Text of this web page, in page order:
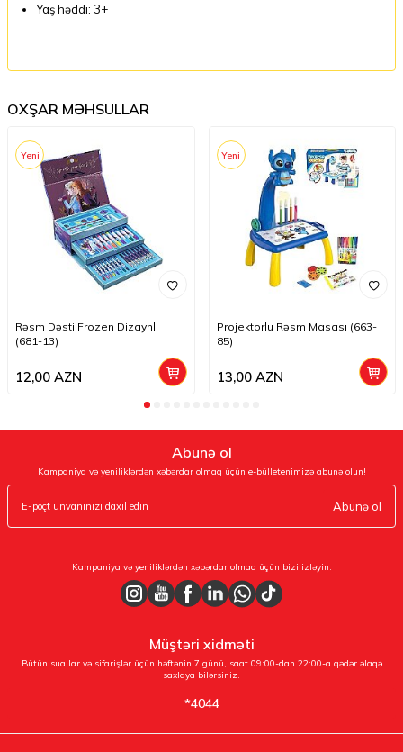
Yaş həddi: 3+
OXŞAR MƏHSULLAR
Yeni
Rəsm Dəsti Frozen Dizaynlı
(681-13)
12,00 AZN
Yeni
Projektorlu Rəsm Masası (663-
85)
13,00AZN
Abunə ol
Kampaniya və yeniliklərdən xəbərdar olmaq üçün e-bülletenimizə abunə olun!
Abunə ol
Kampaniya və yeniliklərdən xəbərdar olmaq üçün bizi izləyin.
Müştəri xidməti
Bütün suallar və sifarişlər üçün həftənin 7 günü, saat 09:00-dan 22:00-a qədər əlaqə
saxlaya bilərsiniz.
*4044